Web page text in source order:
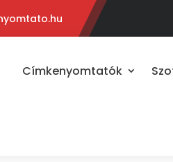
Címkenyomtatók